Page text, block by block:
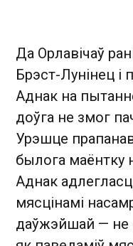
Да Орлавічаў
Брэст-Лунінец
Аднак на
доўга не змог
Урэшце
былога маёнтку
Аднак
мясцінамі
даўжэйшай — не